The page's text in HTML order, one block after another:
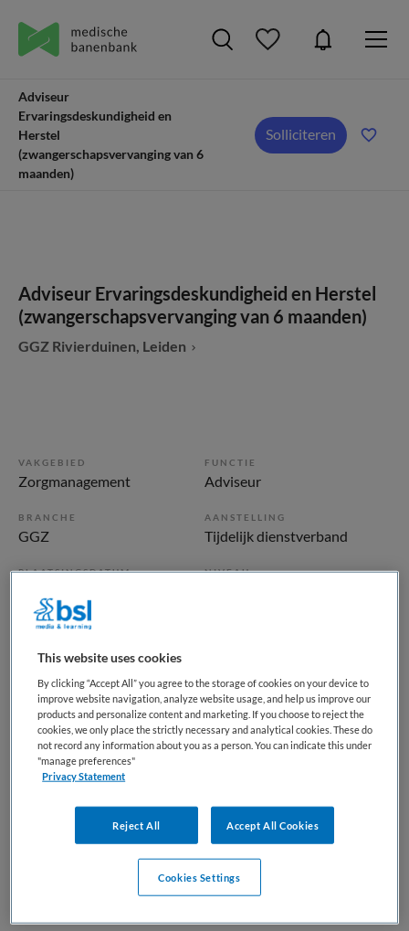
Adviseur
Ervaringsdeskundigheid en
Herstel
(zwangerschapsvervanging van 6
maanden)
Solliciteren
Adviseur Ervaringsdeskundigheid en Herstel
(zwangerschapsvervanging van 6 maanden)
GGZ Rivierduinen, Leiden
VAKGEBIED
Zorgmanagement
FUNCTIE
Adviseur
BRANCHE
GGZ
AANSTELLING
Tijdelijk dienstverband
PLAATSINGSDATUM NIVEAU
ERVARING
Vacature niet beschikbaar
Deze vacature Adviseur Ervaringsdeskundigheid en Herstel
(zwangerschapsvervanging van 6 maanden) bij GGZ
Rivierduinen is niet meer actueel. Hieronder staan enkele
vergelijkbare vacatures die voor u wellicht interessant zijn.
This website uses cookies
By clicking “Accept All” you agree to the storage of cookies on your device to
improve website navigation, analyze website usage, and help us improve our
products and personalize content and marketing. If you choose to reject the
cookies, we only place the strictly necessary and analytical cookies. These do
not record any information about you as a person. You can indicate this under
"manage preferences"
Privacy Statement
Reject All Accept All Cookies
Cookies Settings